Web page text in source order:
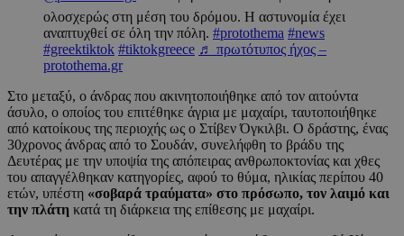
ολοσχερώς στη μέση του δρόμου. Η αστυνομία έχει
αναπτυχθεί σε όλη την πόλη. #protothema #news
#greektiktok #tiktokgreece ♬ πρωτότυπος ήχος –
protothema.gr
Στο μεταξύ, ο άνδρας που ακινητοποιήθηκε από τον αιτούντα
άσυλο, ο οποίος του επιτέθηκε άγρια με μαχαίρι, ταυτοποιήθηκε
από κατοίκους της περιοχής ως ο Στίβεν Όγκιλβι. Ο δράστης, ένας
30χρονος άνδρας από το Σουδάν, συνελήφθη το βράδυ της
Δευτέρας με την υποψία της απόπειρας ανθρωποκτονίας και χθες
του απαγγέλθηκαν κατηγορίες, αφού το θύμα, ηλικίας περίπου 40
ετών, υπέστη «σοβαρά τραύματα» στο πρόσωπο, τον λαιμό και
την πλάτη κατά τη διάρκεια της επίθεσης με μαχαίρι.